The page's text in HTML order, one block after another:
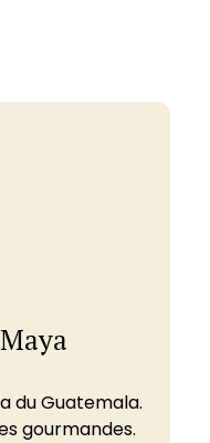
du Guatemala.
gourmandes.